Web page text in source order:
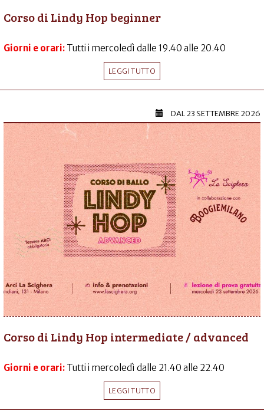
Corso di Lindy Hop beginner
Giorni e orari: Tutti i mercoledì dalle 19.40 alle 20.40
LEGGI TUTTO
DAL23 SETTEMBRE 2026
Corso di Lindy Hop intermediate / advanced
Giorni e orari: Tutti i mercoledì dalle 21.40 alle 22.40
LEGGI TUTTO